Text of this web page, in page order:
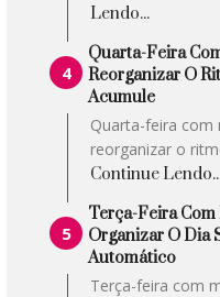
Lendo...
Quarta-Feira
Reorganizar O
Acumule
Quarta-feira com
reorganizar o
Continue
Terça-Feira Com
Organizar O Dia
Automático
Terça-feira com